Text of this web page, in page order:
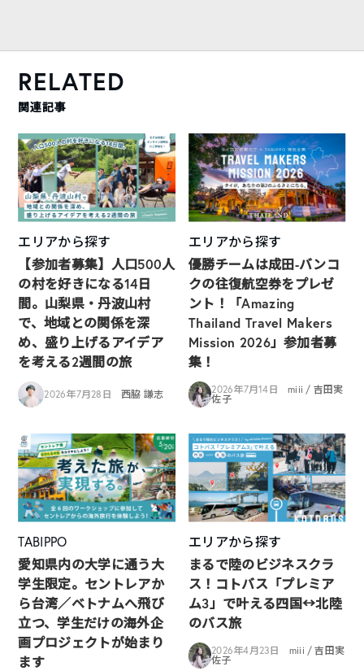
RELATED
関連記事
エリアから探す
【参加者募集】人口500人
の村を好きになる14日
間。山梨県・丹波山村
で、地域との関係を深
め、盛り上げるアイデア
を考える2週間の旅
2026年7月28日 西脇 謙志
エリアから探す
優勝チームは成田-バンコ
クの往復航空券をプレゼ
ント！「Amazing
Thailand Travel Makers
Mission 2026」参加者募
集！
2026年7月14日
miii / 吉田実
佐子
TABIPPO
愛知県内の大学に通う大
学生限定。セントレアか
ら台湾／ベトナムへ飛び
立つ、学生だけの海外企
画プロジェクトが始まり
ます
エリアから探す
まるで陸のビジネスクラ
ス！コトバス「プレミア
ム3」で叶える四国↔︎北陸
のバス旅
2026年4月23日
miii / 吉田実
佐子